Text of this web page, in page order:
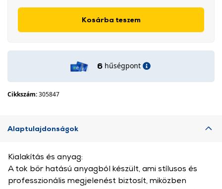
Kosárba teszem
6 hűségpont
Cikkszám:305847
Alaptulajdonságok
Kialakítás és anyag:
A tok bőr hatású anyagból készült, ami stílusos és
professzionális megjelenést biztosít, miközben